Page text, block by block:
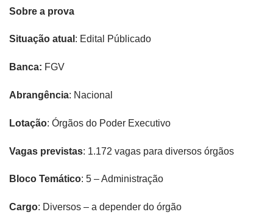
Sobre a prova
Situação atual : Edital Públicado
Banca: FGV
Abrangência: Nacional
Lotação: Órgãos do Poder Executivo
Vagas previstas: 1.172 vagas para diversos órgãos
Bloco Temático: 5 – Administração
Cargo: Diversos – a depender do órgão